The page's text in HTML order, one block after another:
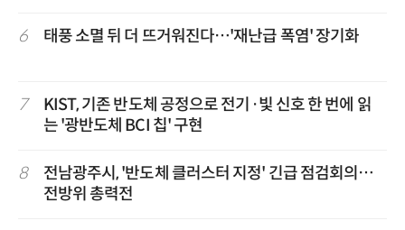
6 태풍 소멸 뒤 더 뜨거워진다…'재난급 폭염' 장기화
7
KIST, 기존 반도체 공정으로 전기·빛 신호 한 번에 읽
는 '광반도체 BCI 칩' 구현
8
전남광주시, '반도체 클러스터 지정' 긴급 점검회의…
전방위 총력전